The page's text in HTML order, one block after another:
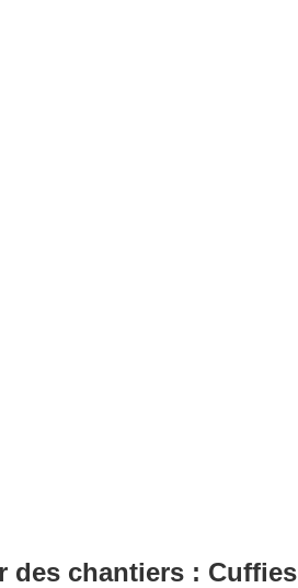
des chantiers : Cuffies